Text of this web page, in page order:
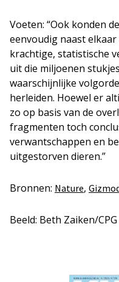
Voeten: “Ook konden
eenvoudig naast
krachtige, statistische
uit die miljoenen
waarschijnlijke
herleiden. Hoewel er
zo op basis van de
fragmenten toch
verwantschappen en
uitgestorven dieren.”
Bronnen: Nature,
Beeld: Beth Zaiken/CPG